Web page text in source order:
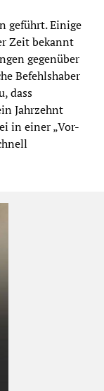
geführt. Einige
Zeit bekannt
gegenüber
Befehlshaber
dass
Jahrzehnt
in einer „Vor-